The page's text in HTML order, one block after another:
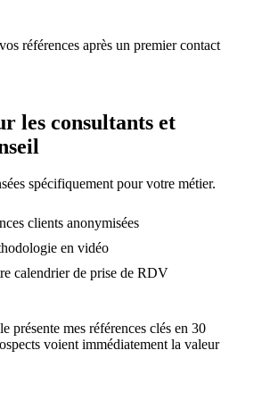
références après un premier contact
les consultants et
spécifiquement pour votre métier.
clients anonymisées
en vidéo
calendrier de prise de RDV
présente mes références clés en 30
voient immédiatement la valeur